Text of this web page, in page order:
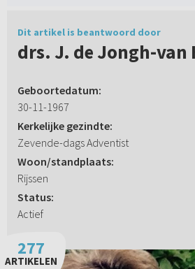
Dit artikel is beantwoord door
drs. J. de Jongh-van
Geboortedatum:
30-11-1967
Kerkelijke gezindte:
Zevende-dags Adventist
Woon/standplaats:
Rijssen
Status:
Actief
277
ARTIKELEN